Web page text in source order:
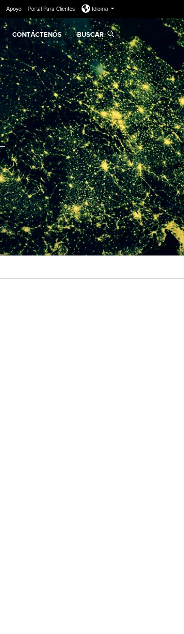
Apoyo Portal Para Clientes Idioma
CONTÁCTENOS BUSCAR